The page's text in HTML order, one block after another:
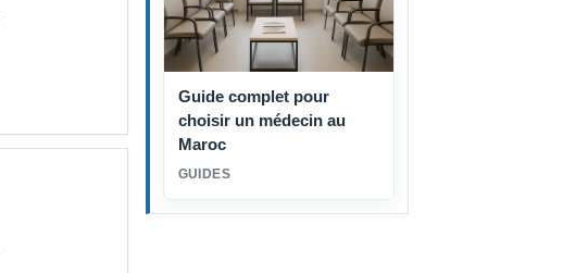
Guide complet pour
choisir un médecin au
Maroc
GUIDES